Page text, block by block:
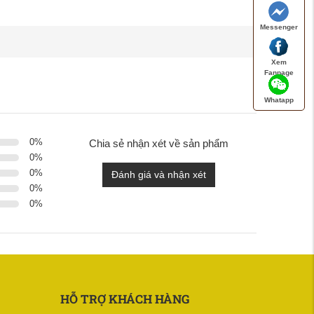
0%
0%
0%
0%
0%
Chia sẻ nhận xét về sản phẩm
Đánh giá và nhận xét
HỖ TRỢ KHÁCH HÀNG
Messenger
Xem
Fanpage
Whatapp